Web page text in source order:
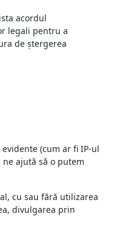
acordul
legali pentru a
de ștergerea
(cum ar fi IP-ul
ajută să o putem
cu sau fără utilizarea
divulgarea prin